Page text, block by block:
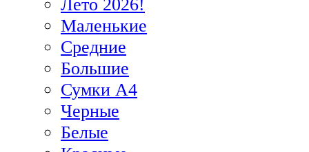
Лето 2026!
Маленькие
Средние
Большие
Сумки А4
Черные
Белые